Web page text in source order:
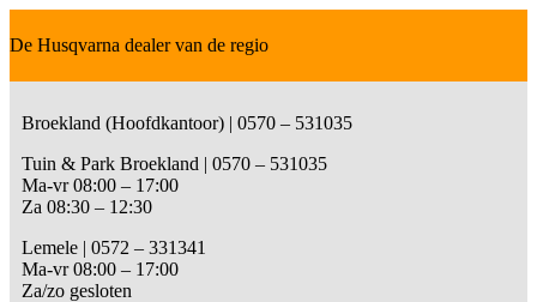
De Husqvarna dealer van de regio
Broekland (Hoofdkantoor) | 0570 – 531035
Tuin & Park Broekland | 0570 – 531035
Ma-vr 08:00 – 17:00
Za 08:30 – 12:30
Lemele | 0572 – 331341
Ma-vr 08:00 – 17:00
Za/zo gesloten